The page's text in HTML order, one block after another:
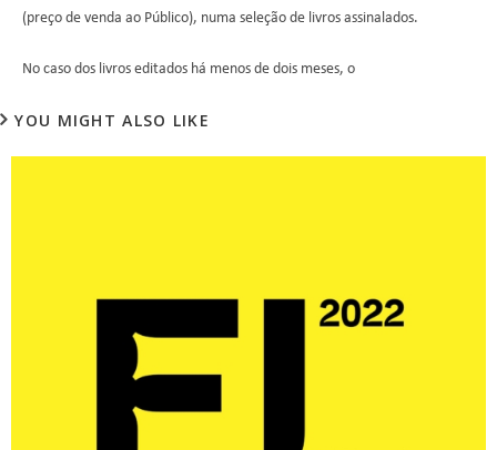
(preço de venda ao Público), numa seleção de livros assinalados.
No caso dos livros editados há menos de dois meses, o
YOU MIGHT ALSO LIKE